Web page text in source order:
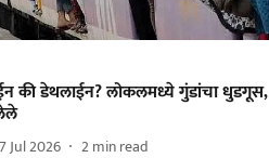
की डेथलाईन? लोकलमध्ये गुंडांचा धुडगूस,
Jul 2026 2min read